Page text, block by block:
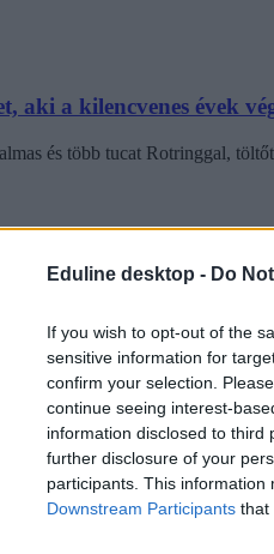
Eduline desktop - Do
If you wish to opt-out of the
sensitive information for
confirm your selection.
continue seeing interest-
information disclosed to third
further disclosure of your
participants. This
Downstream Participants that
aki a kilencvenes évek
és több tucat Rotringgal,